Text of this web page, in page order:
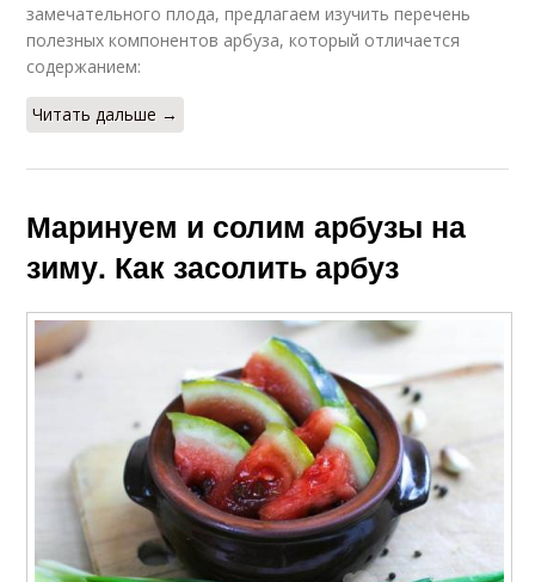
замечательного плода, предлагаем изучить перечень
полезных компонентов арбуза, который отличается
содержанием:
Читать дальше →
Маринуем и солим арбузы на
зиму. Как засолить арбуз